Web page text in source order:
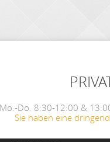
Do. 8:30-12:00 &
Sie haben eine